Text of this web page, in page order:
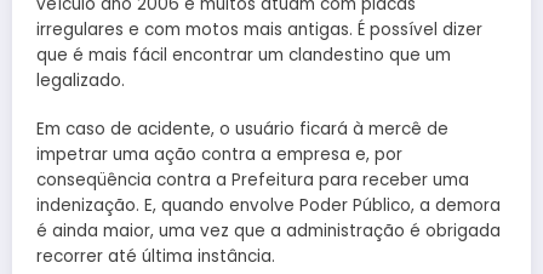
irregulares e com motos mais antigas. É possível dizer
que é mais fácil encontrar um clandestino que um
legalizado.
Em caso de acidente, o usuário ficará à mercê de
impetrar uma ação contra a empresa e, por
conseqüência contra a Prefeitura para receber uma
indenização. E, quando envolve Poder Público, a demora
é ainda maior, uma vez que a administração é obrigada
recorrer até última instância.